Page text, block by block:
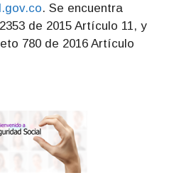
. Se encuentra
de 2015 Artículo 11, y
780 de 2016 Artículo